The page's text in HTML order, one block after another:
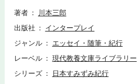
著者
川本三郎
出版社
インタープレイ
ジャンル
エッセイ・随筆・紀行
レーベル
現代教養文庫ライブラリー
シリーズ
日本すみずみ紀行